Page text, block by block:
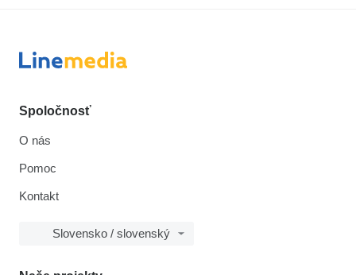
Spoločnosť
O nás
Pomoc
Kontakt
Slovensko / slovenský